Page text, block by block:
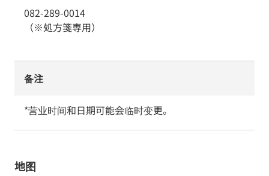
082-289-0014
（※処方箋専用）
备注
*营业时间和日期可能会临时变更。
地图